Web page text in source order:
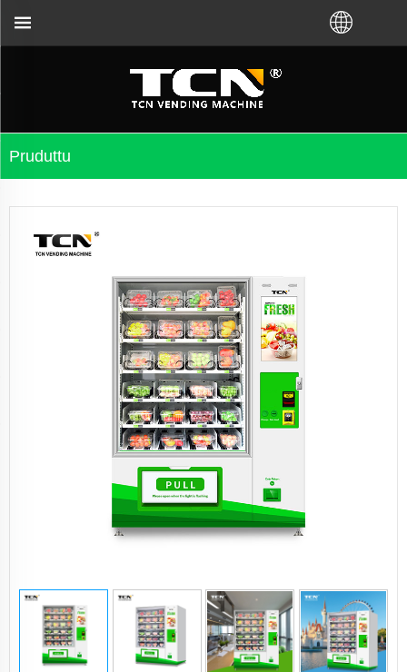
Pruduttu
micca chì avete acquistatu VM da a fabbrica